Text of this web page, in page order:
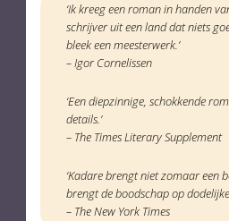
‘Ik kreeg een roman in handen
schrijver uit een land dat niets
bleek een meesterwerk.’
– Igor Cornelissen
‘Een diepzinnige, schokkende
details.’
– The Times Literary Supplement
‘Kadare brengt niet zomaar een
brengt de boodschap op
– The New York Times